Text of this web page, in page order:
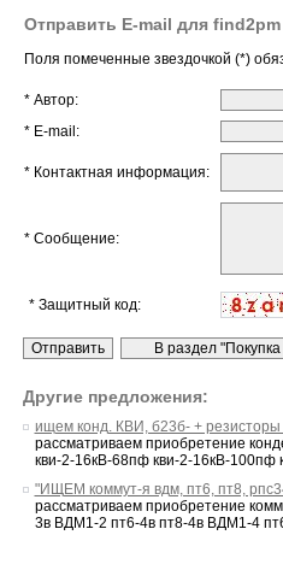
Отправить E-mail для find2pm
Поля помеченные звездочкой (*)
* Автор:
* E-mail:
* Контактная информация:
* Сообщение:
* Защитный код:
Другие предложения:
ищем конд. КВИ, б23б- + резисторы
рассматриваем приобретение
кви-2-16кВ-68пф кви-2-16кВ-100пф
"ИЩЕМ коммут-я вдм, пт6, пт8,
рассматриваем приобретение
3в ВДМ1-2 пт6-4в пт8-4в ВДМ1-4